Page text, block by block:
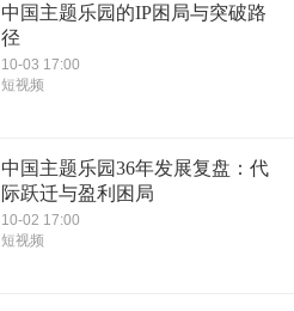
中国主题乐园的IP困局与突破路
径
10-03 17:00
短视频
中国主题乐园36年发展复盘：代
际跃迁与盈利困局
10-02 17:00
短视频